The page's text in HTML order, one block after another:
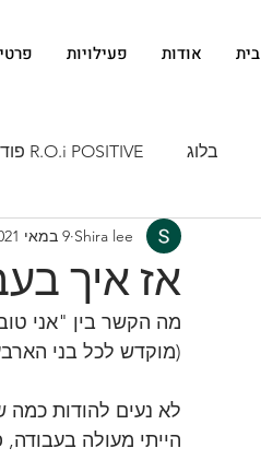
בית אודות פעילויות
בלוג R.O.i POSITIVE פודקאסט
אז איך
Shira lee 9 במאי 2021
מה הקשר בין "אני
(מוקדש לכל בני
לא נעים להודות
הייתי מעולה